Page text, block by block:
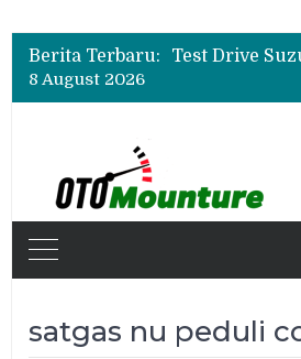
Berita Terbaru:
8 August 2026
satgas nu peduli